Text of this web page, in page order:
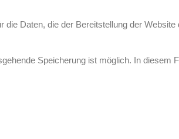
Daten, die der Bereitstellung der Website
Speicherung ist möglich. In diesem